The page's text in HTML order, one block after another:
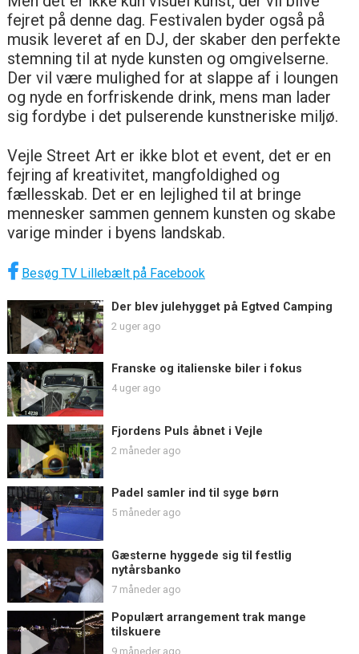
fejret på denne dag. Festivalen byder også på
musik leveret af en DJ, der skaber den perfekte
stemning til at nyde kunsten og omgivelserne.
Der vil være mulighed for at slappe af i loungen
og nyde en forfriskende drink, mens man lader
sig fordybe i det pulserende kunstneriske miljø.
Vejle Street Art er ikke blot et event, det er en
fejring af kreativitet, mangfoldighed og
fællesskab. Det er en lejlighed til at bringe
mennesker sammen gennem kunsten og skabe
varige minder i byens landskab.
Besøg TV Lillebælt på Facebook
Der blev julehygget på Egtved Camping
2 uger ago
Franske og italienske biler i fokus
4 uger ago
Fjordens Puls åbnet i Vejle
2 måneder ago
Padel samler ind til syge børn
5 måneder ago
Gæsterne hyggede sig til festlig
nytårsbanko
7 måneder ago
Populært arrangement trak mange
tilskuere
9 måneder ago